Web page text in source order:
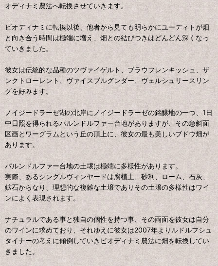
オディナミ農法へ転換させていきます。
ビオディナミに転換以後、他者から見ても明らかにユーディトが畑
と向き合う時間は極端に増え、畑との結びつきはどんどん深くなっ
ていきました。
彼女は伝統的な品種のツヴァイゲルト、ブラウフレンキッシュ、ザ
ンクトローレント、ヴァイスブルグンダー、ヴェルシュリースリン
グを好みます。
ノイジードラーゼ湖の北岸にノイジードラーゼの銘醸地の一つ、1日
中日照を得られるパルンドルファー台地がありますが、その急斜面
区画とワーグラムという丘の頂上に、彼女の最も美しいブドウ畑が
あります。
パルンドルファー台地の土壌は極端に多様性があります。
実際、あるシングルヴィンヤードは腐植土、砂利、ローム、石灰、
鉱石からなり、理想的な複雑な土壌でありその土壌の多様性はワイ
ンによく表現されます。
ナチュラルである事と独自の個性を持つ事、その両面を彼女は自分
のワインに求めており、それゆえに彼女は2007年よりルドルフシュ
タイナーの考えに傾倒していきビオディナミ農法に畑を転換してい
きました。